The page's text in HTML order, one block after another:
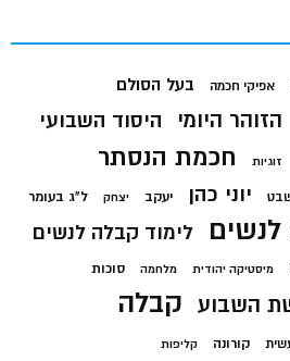
אפיקי חכמה בעל הסולם
הזוהר היומי היסוד השבועי
זוגיות חכמת הנסתר
יוני כהן יעקב יצחק ל"ג בעומר
לנשים לימוד קבלה לנשים
מיסטיקה יהודית מלחמה סוכות
השבוע קבלה
קורונה קליפות